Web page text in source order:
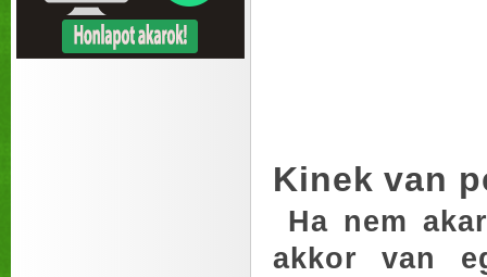
Kinek van
Ha nem
akkor van